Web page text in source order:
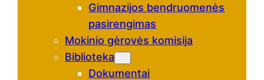
Gimnazijos bendruomenės
pasirengimas
Mokinio gėrovės komisija
Biblioteka
Dokumentai